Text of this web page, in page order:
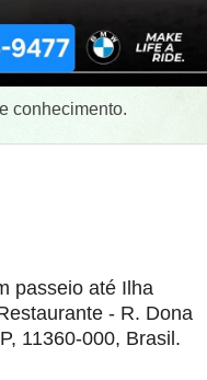
conhecimento.
passeio até Ilha
- R. Dona
11360-000, Brasil.